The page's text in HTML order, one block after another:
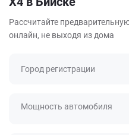
Рассчитайте
онлайн, не выходя из дома
Город регистрации
Мощность автомобиля